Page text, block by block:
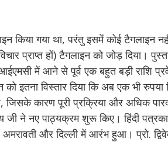
किया गया था, परंतु इसमें कोई टैगलाइन
प्राप्त हों) टैगलाइन को जोड़ दिया।
में आने से पूर्व एक बहुत बड़ी राशि
इतना विस्तार दिया कि अब एक भी
कारण पूरी प्रक्रिया और अधिक
जी ने नए पाठ्यक्रम शुरू किए। हिंदी
और दिल्ली में आरंभ हुआ। प्रो.